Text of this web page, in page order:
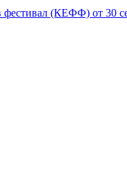
(КЕФФ) от 30